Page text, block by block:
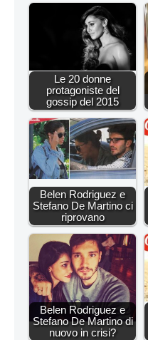
Le 20 donne
protagoniste del
gossip del 2015
Belen Rodriguez e
Stefano De Martino ci
riprovano
Belen Rodriguez e
Stefano De Martino di
nuovo in crisi?